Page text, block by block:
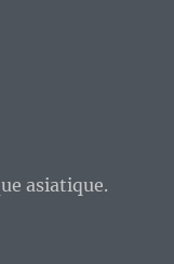
asiatique.